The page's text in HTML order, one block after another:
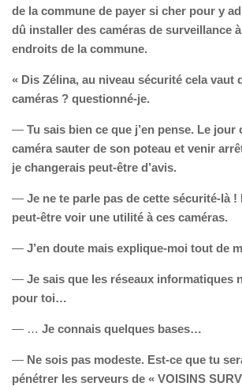
de la commune de payer si cher pour y
dû installer des caméras de surveillance
endroits de la commune.
« Dis Zélina, au niveau sécurité cela vaut
caméras ? questionné-je.
— Tu sais bien ce que j’en pense. Le jour
caméra sauter de son poteau et venir
je changerais peut-être d’avis.
— Je ne te parle pas de cette sécurité-là !
peut-être voir une utilité à ces caméras.
— J’en doute mais explique-moi tout de
— Je sais que les réseaux informatiques
pour toi…
— … Je connais quelques bases…
— Ne sois pas modeste. Est-ce que tu
pénétrer les serveurs de « VOISINS